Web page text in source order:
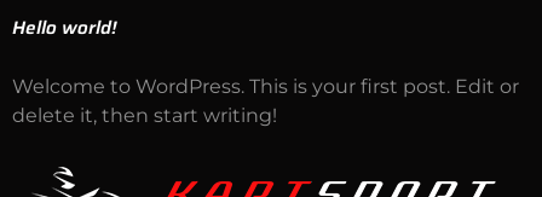
Hello world!
Welcome to WordPress. This is your first post. Edit or
delete it, then start writing!